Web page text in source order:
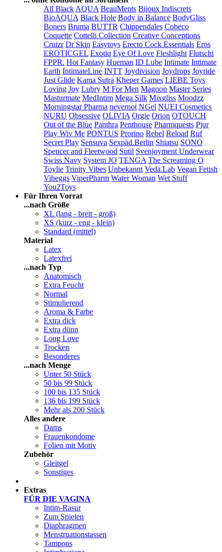
All Black AQUA BeauMents Bijoux Indiscrets
BioAQUA Black Hole Body in Balance BodyGliss
Boners Bruma BUTTR Chippendales Cobeco
Coquette Cottelli Collection Creative Conceptions
Cruizr Dr Skin Easytoys Erecto Cock Essentials Eros
EROTICGEL Exotiq Eye Of Love Fleshlight Flutschi
FPPR. Hot Fantasy Hueman ID Lube Intimate Intimate
Earth IntimateLine INTT Joydivision Joydrops Joyride
Just Glide Kama Sutra Kheper Games LIEBE Toys
Loving Joy Lubry M For Men Magoon Master Series
Masturmate MedIntim Mega Silk Mixgliss Moodzz
Morningstar Pharma nevernot NGel NUEI Cosmetics
NURU Obsessive OLIVIA Orgie Orion OTOUCH
Out of the Blue Panthra Penthouse Pharmquests Pjur
Play Wiv Me PONTUS Prorino Rebel Reload Ruf
Secret Play Sensuva Sexpäd.Berlin Shiatsu SONO
Spencer and Fleetwood Sutil Svenjoyment Underwear
Swiss Navy System JO TENGA The Screaming O
Toylie Trinity Vibes Unbekannt Veda.Lab Vegan Fetish
Vibeggs ViperPharm Water Woman Wet Stuff
You2Toys
Für Ihren Vorrat
...nach Größe
XL (lang - breit - groß)
XS (kurz - eng - klein)
Standard (mittel)
Material
Latex
Latexfrei
...nach Typ
Anatomisch
Extra Feucht
Normal
Stimulierend
Aroma & Farbe
Extra dick
Extra dünn
Long Love
Trocken
Besonderes
...nach Menge
Unter 50 Stück
50 bis 99 Stück
100 bis 135 Stück
136 bis 199 Stück
Mehr als 200 Stück
Alles andere
Dams
Frauenkondome
Folien mit Motiv
Zubehör
Gleitgel
Sonstiges
Extras
FÜR DIE VAGINA
Intim-Rasur
Zum Spielen
Diaphragmen
Menstruationstassen
Tampons